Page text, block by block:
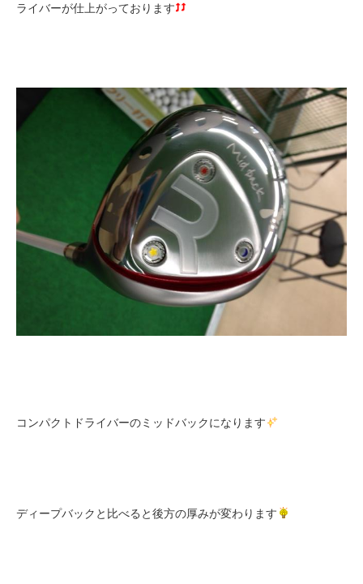
ライバーが仕上がっております
コンパクトドライバーのミッドバックになります
ディープバックと比べると後方の厚みが変わります